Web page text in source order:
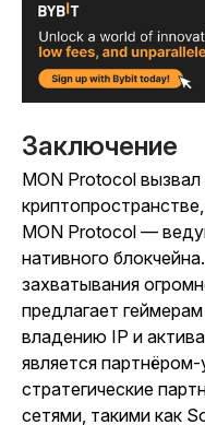
Заключение
MON Protocol
MON Protocol —
нативного
захватывания
предлагает
владению IP и
является
стратегические
сетями, такими как